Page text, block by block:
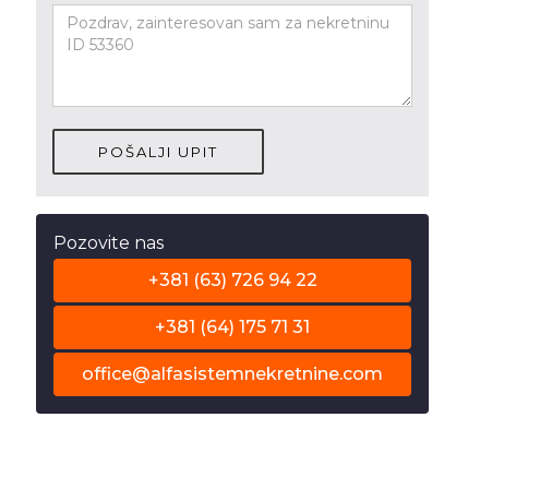
POŠALJI UPIT
Pozovite nas
+381 (63) 726 94 22
+381 (64) 175 71 31
office@alfasistemnekretnine.com